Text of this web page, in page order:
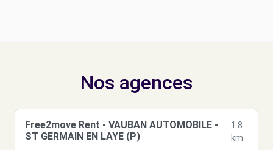
Nos agences
Free2move Rent - VAUBAN AUTOMOBILE -
ST GERMAIN EN LAYE (P)
1.8
km